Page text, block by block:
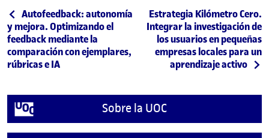
Post navigation
Publicación anterior
Autofeedback: autonomía
y mejora. Optimizando el
feedback mediante la
comparación con ejemplares,
rúbricas e IA
Siguiente publicación
Estrategia Kilómetro Cero.
Integrar la investigación de
los usuarios en pequeñas
empresas locales para un
aprendizaje activo
Sobre la UOC